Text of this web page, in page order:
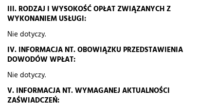
III. RODZAJ I WYSOKOŚĆ OPŁAT ZWIĄZANYCH Z
WYKONANIEM USŁUGI:
Nie dotyczy.
IV. INFORMACJA NT. OBOWIĄZKU PRZEDSTAWIENIA
DOWODÓW WPŁAT:
Nie dotyczy.
V. INFORMACJA NT. WYMAGANEJ AKTUALNOŚCI
ZAŚWIADCZEŃ: